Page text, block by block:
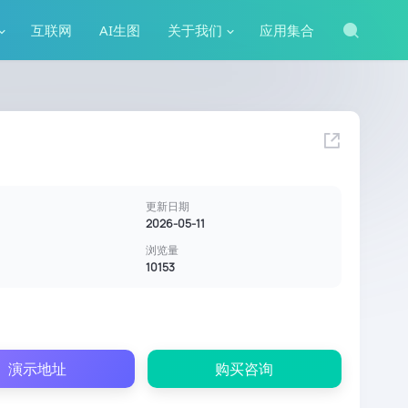
互联网 AI生图 关于我们 应用集合
更新日期
2026-05-11
浏览量
10153
演示地址 购买咨询